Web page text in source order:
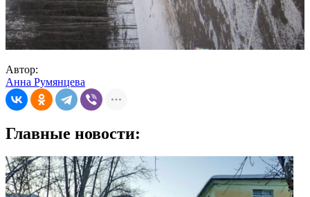
Автор:
Анна Румянцева
Главные новости: